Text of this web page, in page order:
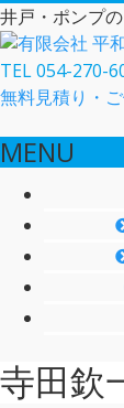
井戸・ポンプ
TEL 054-270-
無料見積り・
MENU
す
寺田欽